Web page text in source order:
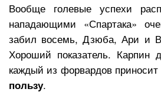
Вообще голевые успехи
нападающими «Спартака»
забил восемь, Дзюба, Ари и
Хороший показатель. Карпин
каждый из форвардов
пользу.